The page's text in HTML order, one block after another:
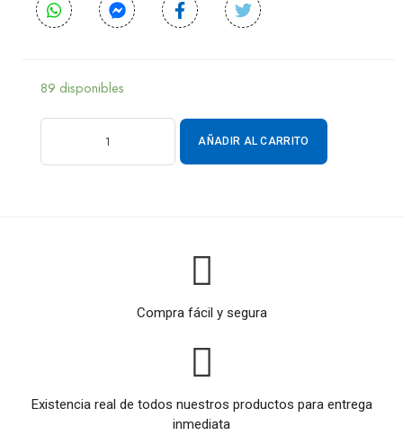
89 disponibles
AÑADIR AL CARRITO
Compra fácil y segura
Existencia real de todos nuestros productos para entrega
inmediata